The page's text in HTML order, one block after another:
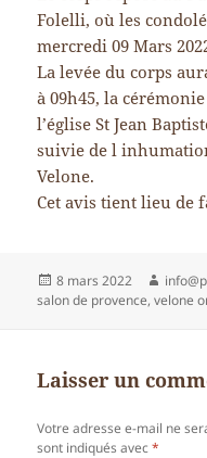
Folelli, où les
mercredi 09 Mars
La levée du corps
à 09h45, la
l’église St Jean
suivie de l
Velone.
Cet avis tient lieu de
Publié
le
8 mars 2022 Auteur
salon de provence,velone
Laisser un
Votre adresse e-mail ne
sont indiqués avec*